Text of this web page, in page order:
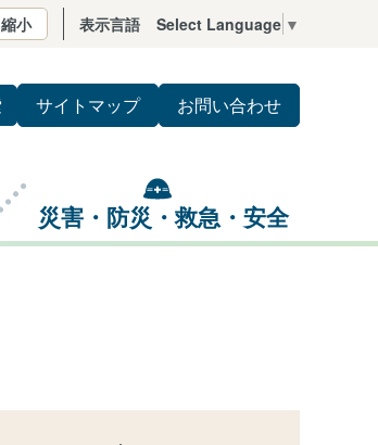
サイトマップ お問い合わせ
災害・防災・救急・安全
縮小 表示言語 Select Language ▼